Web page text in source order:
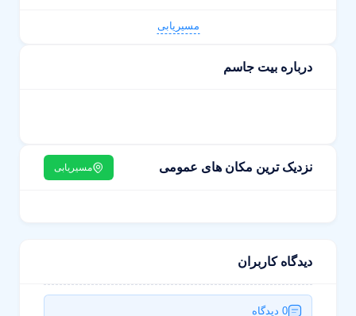
مسیریابی
درباره بیت جاسم
نزدیک ترین مکان های عمومی مسیریابی
دیدگاه کاربران
0 دیدگاه